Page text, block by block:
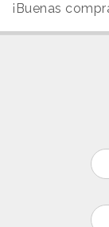
¡Buenas